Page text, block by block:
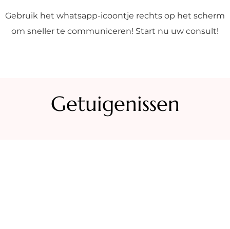
Gebruik het whatsapp-icoontje rechts op het scherm
om sneller te communiceren! Start nu uw consult!
Getuigenissen